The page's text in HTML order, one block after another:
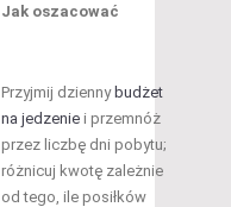
Jak oszacować
Przyjmij dzienny budżet
na jedzenie i przemnóż
przez liczbę dni pobytu;
różnicuj kwotę zależnie
od tego, ile posiłków